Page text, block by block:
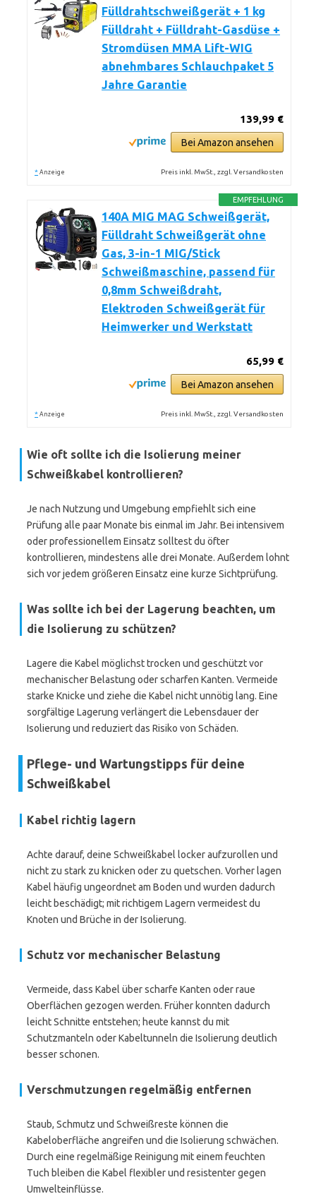
Fülldrahtschweißgerät + 1 kg
Fülldraht + Fülldraht-Gasdüse +
Stromdüsen MMA Lift-WIG
abnehmbares Schlauchpaket 5
Jahre Garantie
139,99 €
Bei Amazon ansehen
* Anzeige Preis inkl. MwSt., zzgl. Versandkosten
EMPFEHLUNG
140A MIG MAG Schweißgerät,
Fülldraht Schweißgerät ohne
Gas, 3-in-1 MIG/Stick
Schweißmaschine, passend für
0,8mm Schweißdraht,
Elektroden Schweißgerät für
Heimwerker und Werkstatt
65,99 €
Bei Amazon ansehen
* Anzeige Preis inkl. MwSt., zzgl. Versandkosten
Wie oft sollte ich die Isolierung meiner
Schweißkabel kontrollieren?
Je nach Nutzung und Umgebung empfiehlt sich eine
Prüfung alle paar Monate bis einmal im Jahr. Bei intensivem
oder professionellem Einsatz solltest du öfter
kontrollieren, mindestens alle drei Monate. Außerdem lohnt
sich vor jedem größeren Einsatz eine kurze Sichtprüfung.
Was sollte ich bei der Lagerung beachten, um
die Isolierung zu schützen?
Lagere die Kabel möglichst trocken und geschützt vor
mechanischer Belastung oder scharfen Kanten. Vermeide
starke Knicke und ziehe die Kabel nicht unnötig lang. Eine
sorgfältige Lagerung verlängert die Lebensdauer der
Isolierung und reduziert das Risiko von Schäden.
Pflege- und Wartungstipps für deine
Schweißkabel
Kabel richtig lagern
Achte darauf, deine Schweißkabel locker aufzurollen und
nicht zu stark zu knicken oder zu quetschen. Vorher lagen
Kabel häufig ungeordnet am Boden und wurden dadurch
leicht beschädigt; mit richtigem Lagern vermeidest du
Knoten und Brüche in der Isolierung.
Schutz vor mechanischer Belastung
Vermeide, dass Kabel über scharfe Kanten oder raue
Oberflächen gezogen werden. Früher konnten dadurch
leicht Schnitte entstehen; heute kannst du mit
Schutzmanteln oder Kabeltunneln die Isolierung deutlich
besser schonen.
Verschmutzungen regelmäßig entfernen
Staub, Schmutz und Schweißreste können die
Kabeloberfläche angreifen und die Isolierung schwächen.
Durch eine regelmäßige Reinigung mit einem feuchten
Tuch bleiben die Kabel flexibler und resistenter gegen
Umwelteinflüsse.